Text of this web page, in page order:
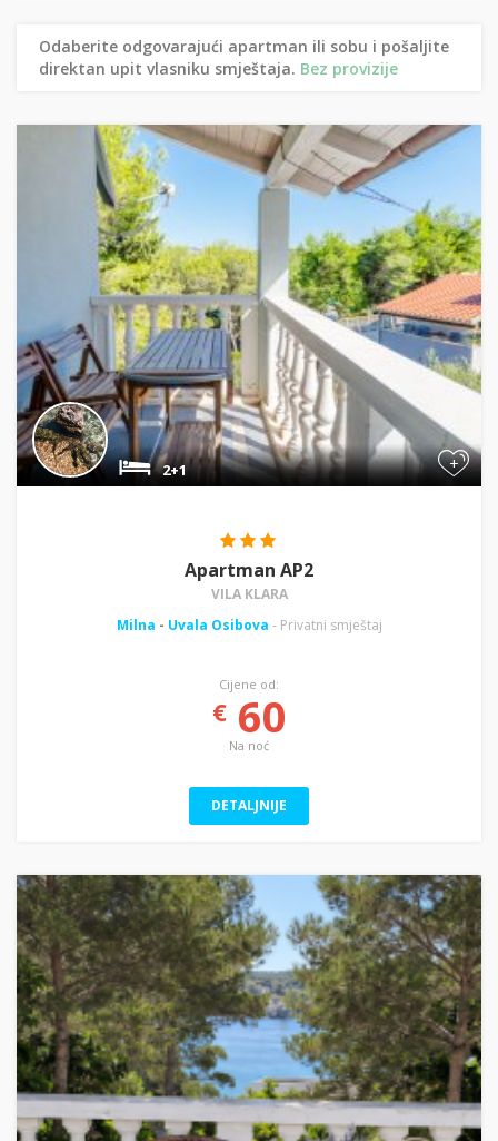
Odaberite odgovarajući apartman ili sobu i pošaljite
direktan upit vlasniku smještaja. Bez provizije
+
2+1
Apartman AP2
VILA KLARA
Milna - Uvala Osibova - Privatni smještaj
Cijene od:
€60
Na noć
DETALJNIJE